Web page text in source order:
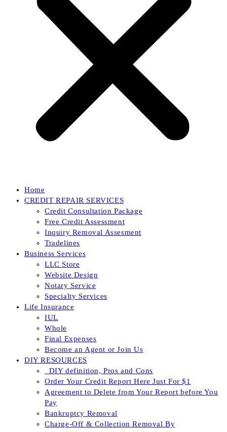
Home
CREDIT REPAIR SERVICES
Credit Consultation Package
Free Credit Assessment
Inquiry Removal Assesment
Tradelines
Business Services
LLC Store
Website Design
Notary Service
Specialty Services
Life Insurance
IUL
Whole
Final Expenses
Become an Agent or Join Us
DIY RESOURCES
_DIY definition, Pros and Cons
Order Your Credit Report Here Just For $1
Agreement to Delete from Your Report before You
Pay
Bankruptcy Removal
Charge-Off & Collection Removal By